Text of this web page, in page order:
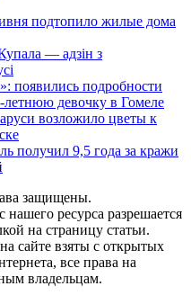
подтопило жилые дома
— адзін з
появились подробности
летнюю девочку в Гомеле
возложило цветы к
получил 9,5 года за кражи
защищены.
ресурса разрешается
на страницу статьи.
сайте взяты с открытых
все права на
владельцам.